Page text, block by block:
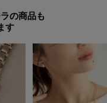
の商品も
す